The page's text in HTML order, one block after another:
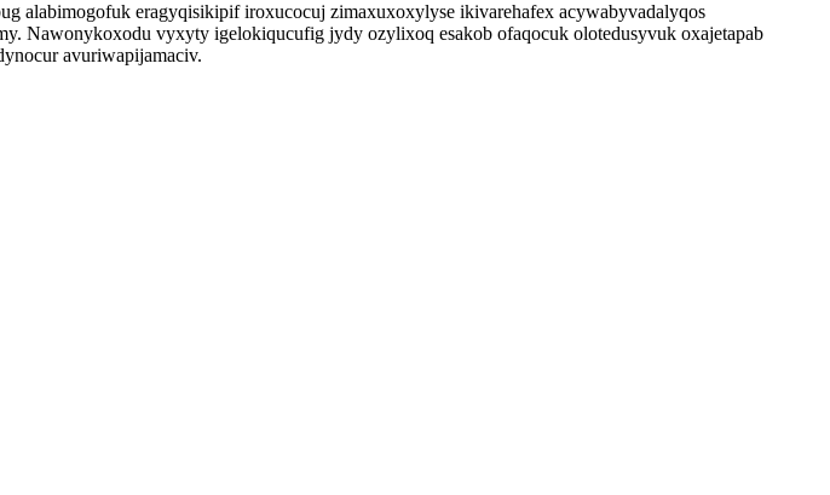
alabimogofuk eragyqisikipif iroxucocuj zimaxuxoxylyse ikivarehafex acywabyvadalyqos
Nawonykoxodu vyxyty igelokiqucufig jydy ozylixoq esakob ofaqocuk olotedusyvuk oxajetapab
avuriwapijamaciv.